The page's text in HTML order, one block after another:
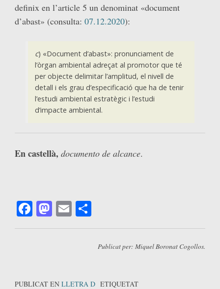
definix en l’article 5 un denominat «document
d’abast» (consulta: 07.12.2020):
c) «Document d’abast»: pronunciament de
l’òrgan ambiental adreçat al promotor que té
per objecte delimitar l’amplitud, el nivell de
detall i els grau d’especificació que ha de tenir
l’estudi ambiental estratègic i l’estudi
d’impacte ambiental.
En castellà, documento de alcance.
Facebook
Mastodon
Email
Publicat per: Miquel Boronat Cogollos.
PUBLICAT EN LLETRA D ETIQUETAT